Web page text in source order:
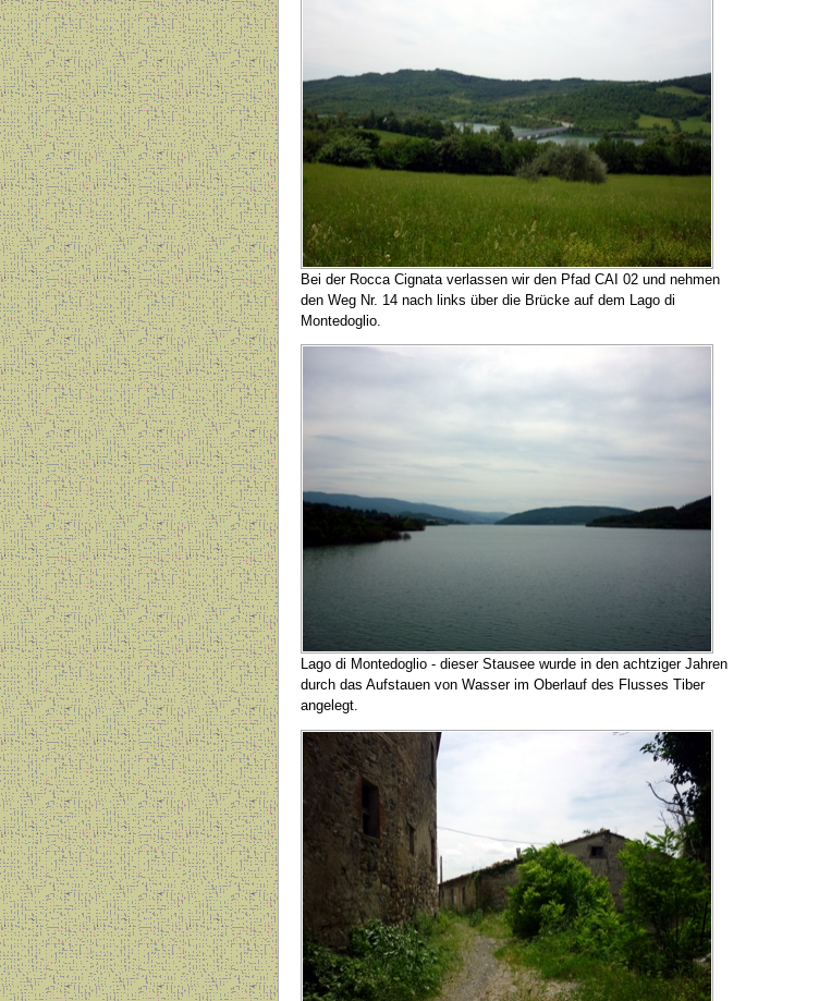
Bei der Rocca Cignata verlassen wir den Pfad CAI 02 und nehmen
den Weg Nr. 14 nach links über die Brücke auf dem Lago di
Montedoglio.
Lago di Montedoglio - dieser Stausee wurde in den achtziger Jahren
durch das Aufstauen von Wasser im Oberlauf des Flusses Tiber
angelegt.